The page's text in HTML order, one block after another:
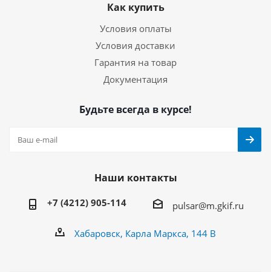
Как купить
Условия оплаты
Условия доставки
Гарантия на товар
Документация
Будьте всегда в курсе!
Наши контакты
+7 (4212) 905-114 pulsar@m.gkif.ru
Хабаровск, Карла Маркса, 144 В